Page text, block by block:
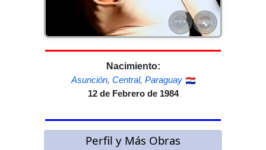
Nacimiento:
Asunción, Central, Paraguay
12 de Febrero de 1984
Perfil y Más Obras